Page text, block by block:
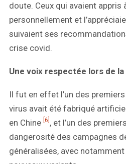
doute. Ceux qui avaient appris
personnellement et
suivaient ses
crise covid.
Une voix respectée lors de
Il fut en effet l’un des
virus avait été fabriqué
en Chine [6] , et l’un des
dangerosité des campagnes
généralisées, avec